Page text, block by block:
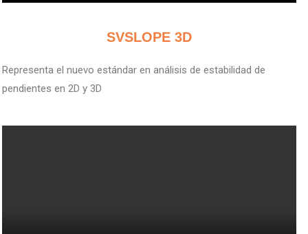
SVSLOPE 3D
Representa el nuevo estándar en análisis de estabilidad de
pendientes en 2D y 3D